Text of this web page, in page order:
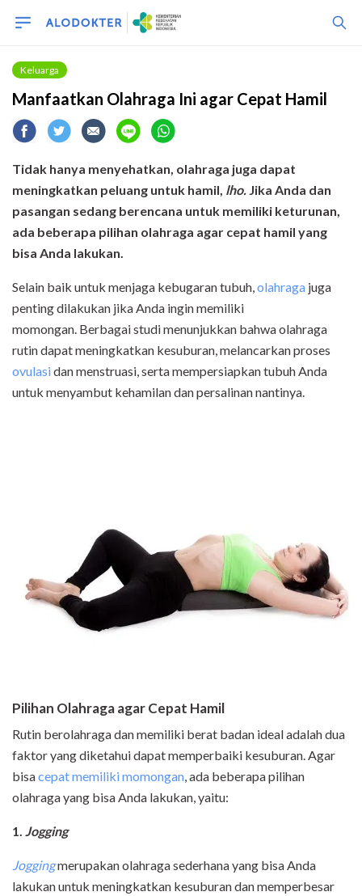
Keluarga
Manfaatkan Olahraga Ini agar Cepat Hamil
Tidak hanya menyehatkan, olahraga juga dapat
meningkatkan peluang untuk hamil, lho. Jika Anda dan
pasangan sedang berencana untuk memiliki keturunan,
ada beberapa pilihan olahraga agar cepat hamil yang
bisa Anda lakukan.
Selain baik untuk menjaga kebugaran tubuh,olahraga juga
penting dilakukan jika Anda ingin memiliki
momongan. Berbagai studi menunjukkan bahwa olahraga
rutin dapat meningkatkan kesuburan, melancarkan proses
ovulasidan menstruasi, serta mempersiapkan tubuh Anda
untuk menyambut kehamilan dan persalinan nantinya.
Pilihan Olahraga agar Cepat Hamil
Rutin berolahraga dan memiliki berat badan ideal adalah dua
faktor yang diketahui dapat memperbaiki kesuburan. Agar
bisacepat memiliki momongan, ada beberapa pilihan
olahraga yang bisa Anda lakukan, yaitu:
1. Jogging
Joggingmerupakan olahraga sederhana yang bisa Anda
lakukan untuk meningkatkan kesuburan dan memperbesar